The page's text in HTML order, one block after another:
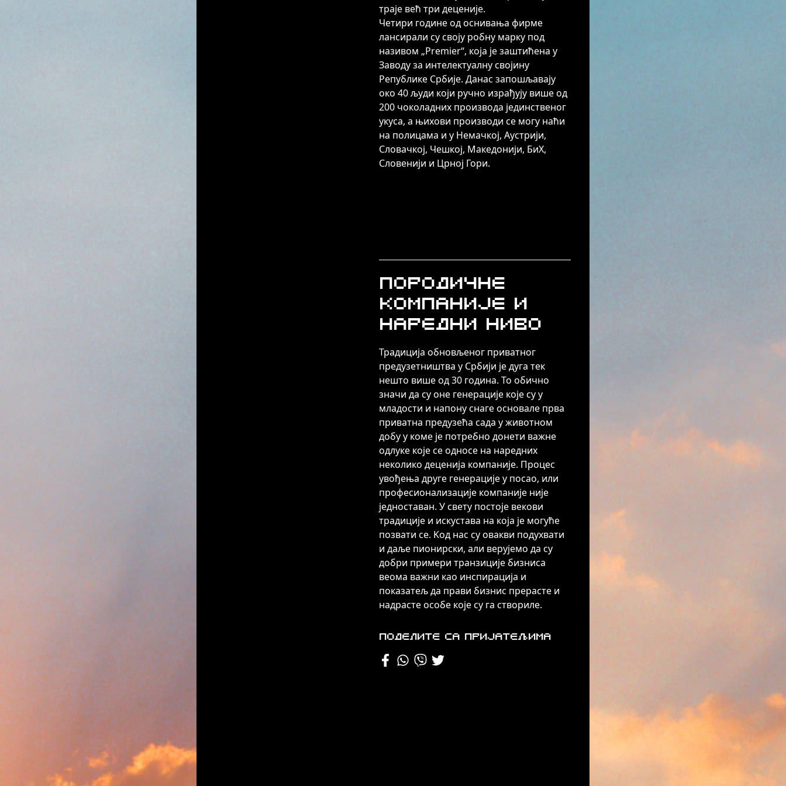
траје већ три деценије.
Четири године од оснивања фирме
лансирали су своју робну марку под
називом „Premier“, која је заштићена у
Заводу за интелектуалну својину
Републике Србије. Данас запошљавају
око 40 људи који ручно израђују више од
200 чоколадних производа јединственог
укуса, а њихови производи се могу наћи
на полицама и у Немачкој, Аустрији,
Словачкој, Чешкој, Македонији, БиХ,
Словенији и Црној Гори.
Породичне
компаније и
наредни ниво
Традиција обновљеног приватног
предузетништва у Србији је дуга тек
нешто више од 30 година. То обично
значи да су оне генерације које су у
младости и напону снаге основале прва
приватна предузећа сада у животном
добу у коме је потребно донети важне
одлуке које се односе на наредних
неколико деценија компаније. Процес
увођења друге генерације у посао, или
професионализације компаније није
једноставан. У свету постоје векови
традиције и искустава на која је могуће
позвати се. Kод нас су овакви подухвати
и даље пионирски, али верујемо да су
добри примери транзиције бизниса
веома важни као инспирација и
показатељ да прави бизнис прерасте и
надрасте особе које су га створиле.
Поделите са пријатељима